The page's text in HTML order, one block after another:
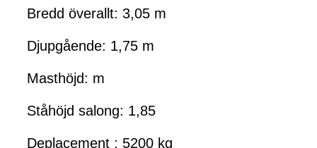
Bredd överallt: 3,05 m
Djupgående: 1,75 m
Masthöjd: m
Ståhöjd salong: 1,85
Deplacement : 5200 kg